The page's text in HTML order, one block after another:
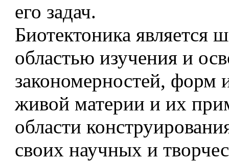
его задач.
Биотектоника является
областью изучения и
закономерностей, форм
живой материи и их
области
своих научных и